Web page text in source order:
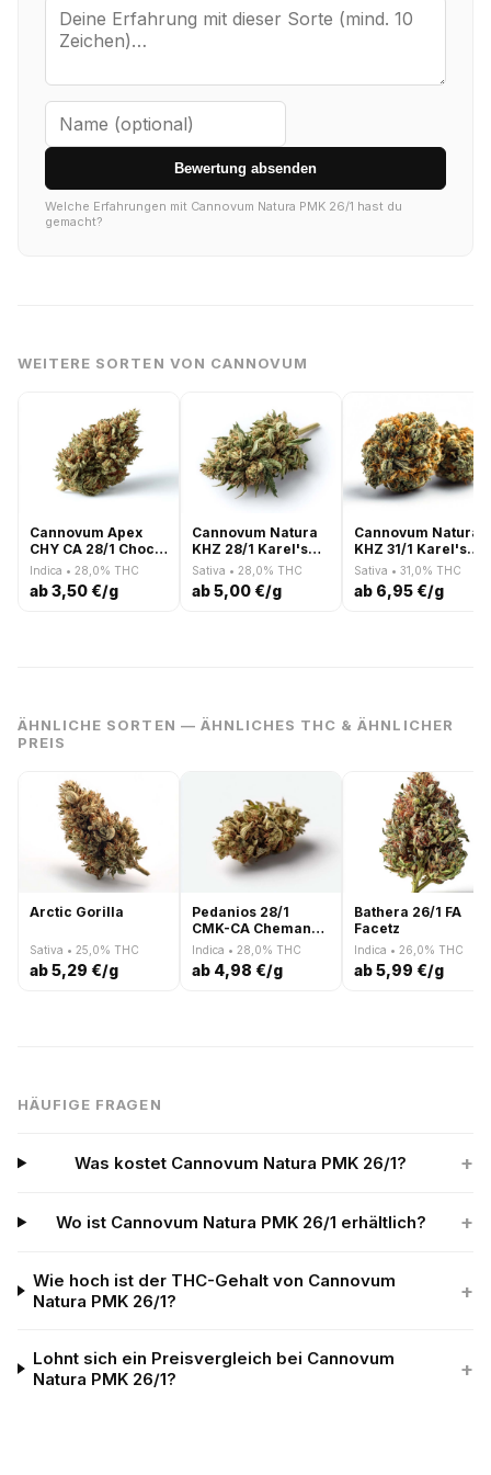
Bewertung absenden
Welche Erfahrungen mit Cannovum Natura PMK 26/1 hast du
gemacht?
WEITERE SORTEN VON CANNOVUM
Cannovum Apex
CHY CA 28/1 Choc
Monkey
Indica • 28,0% THC
ab 3,50 €/g
Cannovum Natura
KHZ 28/1 Karel's
Haze
Sativa • 28,0% THC
ab 5,00 €/g
Cannovum Natura
KHZ 31/1 Karel's
Haze
Sativa • 31,0% THC
ab 6,95 €/g
ÄHNLICHE SORTEN — ÄHNLICHES THC & ÄHNLICHER
PREIS
Arctic Gorilla
Sativa • 25,0% THC
ab 5,29 €/g
Pedanios 28/1
CMK-CA Chemango
Kush
Indica • 28,0% THC
ab 4,98 €/g
Bathera 26/1 FA
Facetz
Indica • 26,0% THC
ab 5,99 €/g
HÄUFIGE FRAGEN
Was kostet Cannovum Natura PMK 26/1? +
Wo ist Cannovum Natura PMK 26/1 erhältlich? +
Wie hoch ist der THC-Gehalt von Cannovum
Natura PMK 26/1?
+
Lohnt sich ein Preisvergleich bei Cannovum
Natura PMK 26/1?
+